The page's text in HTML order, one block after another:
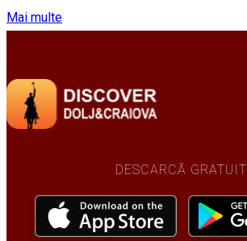
Mai multe
DESCARCĂ GRATUIT